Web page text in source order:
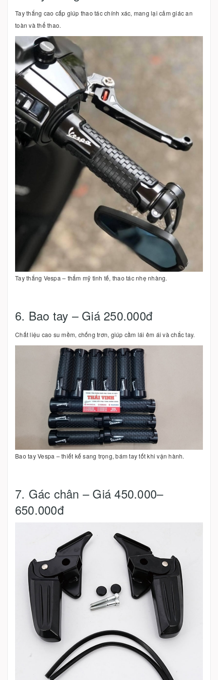
Tay thắng cao cấp giúp thao tác chính xác, mang lại cảm giác an
toàn và thể thao.
Tay thắng Vespa – thẩm mỹ tinh tế, thao tác nhẹ nhàng.
6. Bao tay – Giá 250.000đ
Chất liệu cao su mềm, chống trơn, giúp cầm lái êm ái và chắc tay.
Bao tay Vespa – thiết kế sang trọng, bám tay tốt khi vận hành.
7. Gác chân – Giá 450.000–
650.000đ